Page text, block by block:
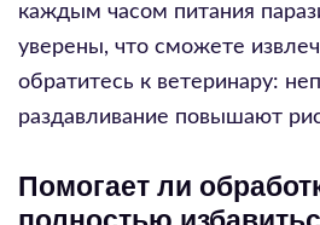
каждым часом питания
уверены, что сможете
обратитесь к ветеринару:
раздавливание повышают
Помогает ли